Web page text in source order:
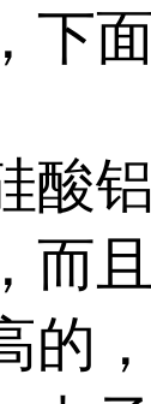
下
酸
而
的